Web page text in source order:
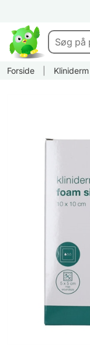
Forside Kliniderm